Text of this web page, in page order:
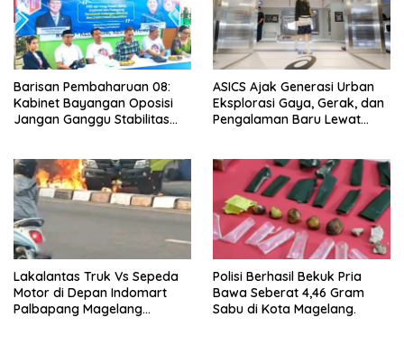
Barisan Pembaharuan 08:
Kabinet Bayangan Oposisi
Jangan Ganggu Stabilitas
ASICS Ajak Generasi Urban
Eksplorasi Gaya, Gerak, dan
Pengalaman Baru Lewat
Lakalantas Truk Vs Sepeda
Motor di Depan Indomart
Palbapang Magelang
Polisi Berhasil Bekuk Pria
Bawa Seberat 4,46 Gram
Sabu di Kota Magelang.